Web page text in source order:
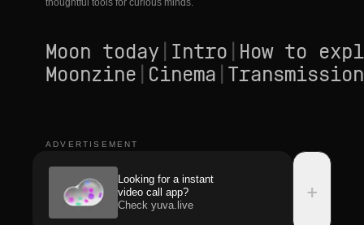
thoughtful tools for curious minds.
Moon today Intro How to
Moonzine Cinema
ADVERTISEMENT
Looking for a instant
video call app?
Check yuva.live
+